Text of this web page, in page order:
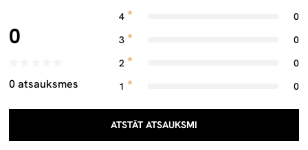
0
0 atsauksmes
4
0
3
0
2
0
1
0
ATSTĀT ATSAUKSMI